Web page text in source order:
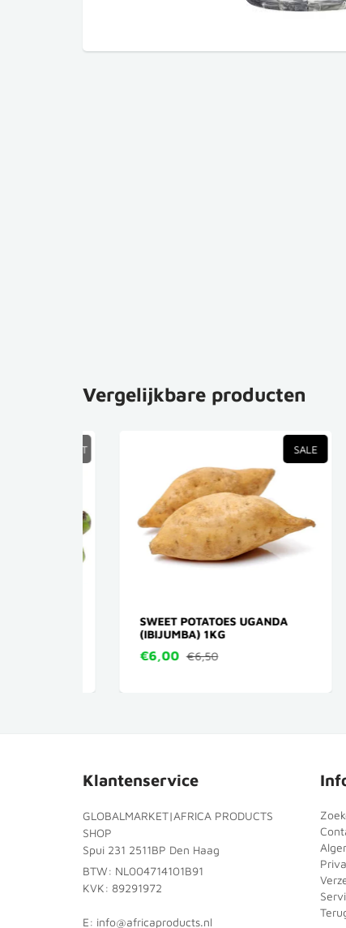
Vergelijkbare producten
SWEET POTATOES UGANDA
(IBIJUMBA) 1KG
€6,00 €6,50
Klantenservice
GLOBALMARKET|AFRICA PRODUCTS
SHOP
Spui 231 2511BP Den Haag
BTW: NL004714101B91
KVK: 89291972
E: info@africaproducts.nl